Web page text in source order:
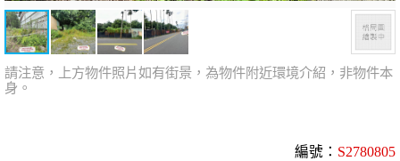
請注意，上方物件照片如有街景，為物件附近環境介紹，非物件本
身。
編號： S2780805